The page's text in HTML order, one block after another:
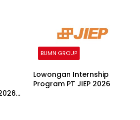
BUMN GROUP
Lowongan Internship
Program PT JIEP 2026